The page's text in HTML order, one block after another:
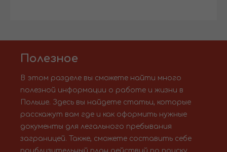
Полезное
В этом разделе вы сможете найти много
полезной информации о работе и жизни в
Польше. Здесь вы найдете статьи, которые
расскажут вам где и как оформить нужные
документы для легального пребывания
заграницей. Также, сможете составить себе